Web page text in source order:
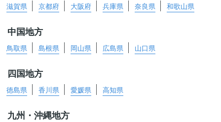
滋賀県 京都府 大阪府 兵庫県 奈良県 和歌山県
中国地方
鳥取県 島根県 岡山県 広島県 山口県
四国地方
徳島県 香川県 愛媛県 高知県
九州・沖縄地方